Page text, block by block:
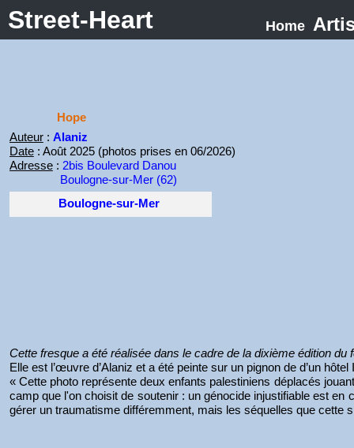
Street-Heart Home
Auteur: Alaniz
Date: Août 2025 (photos prises en 06/2026)
Adresse: 2bis Boulevard Danou
Boulogne-sur-Mer (62)
Boulogne-sur-Mer
Cette fresque a été réalisée dans le cadre de la dixième édition
Elle est l’œuvre d’Alaniz et a été peinte sur un pignon de d’un
« Cette photo représente deux enfants palestiniens déplacés
camp que l'on choisit de soutenir : un génocide injustifiable est
gérer un traumatisme différemment, mais les séquelles que cette
Hope